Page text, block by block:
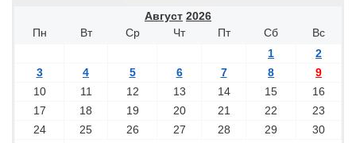
Август 2026
Пн
Вт Ср Чт Пт Сб
Вс
1
2
3
4 5 6 7 8
9
10
11 12 13 14 15
16
17
18 19 20 21 22
23
24
25 26 27 28 29
30